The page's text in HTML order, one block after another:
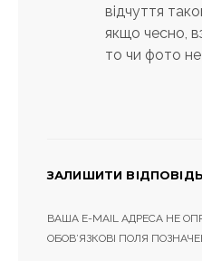
відчуття
якщо чесно,
то чи фото
ЗАЛИШИТИ ВІДПОВІДЬ
ВАША E-MAIL АДРЕСА НЕ
ОБОВ’ЯЗКОВІ ПОЛЯ